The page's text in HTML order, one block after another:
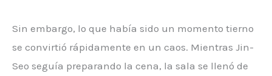
Sin embargo, lo que había sido un momento tierno
se convirtió rápidamente en un caos. Mientras Jin-
Seo seguía preparando la cena, la sala se llenó de